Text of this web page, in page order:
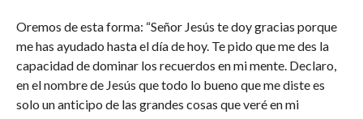
Oremos de esta forma: “Señor Jesús te doy gracias porque
me has ayudado hasta el día de hoy. Te pido que me des la
capacidad de dominar los recuerdos en mi mente. Declaro,
en el nombre de Jesús que todo lo bueno que me diste es
solo un anticipo de las grandes cosas que veré en mi